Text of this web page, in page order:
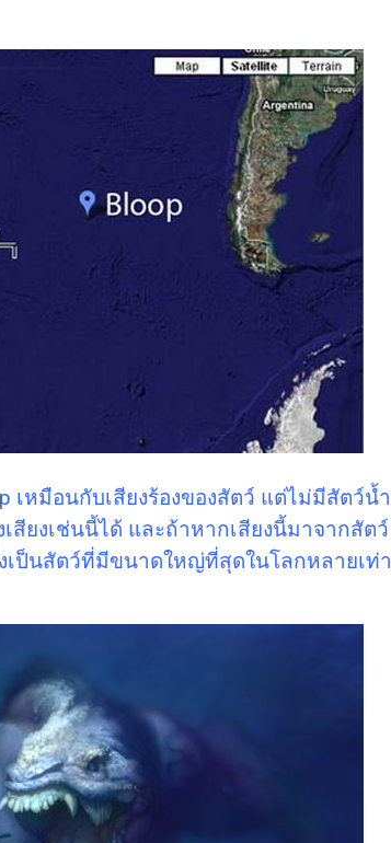
เหมือนกับเสียงร้องของสัตว์ แต่ไม่มีสัตว์น้ำ
สียงเช่นนี้ได้ และถ้าหากเสียงนี้มาจากสัตว์
ป็นสัตว์ที่มีขนาดใหญ่ที่สุดในโลกหลายเท่า